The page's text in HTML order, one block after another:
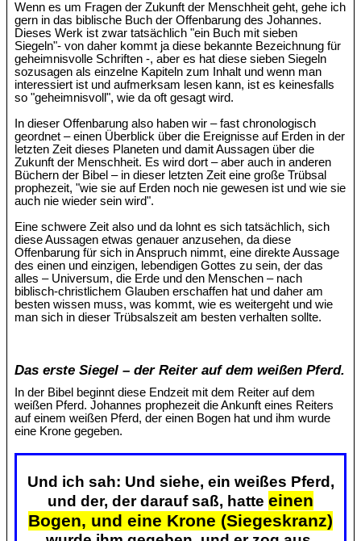
Wenn es um Fragen der Zukunft der Menschheit geht, gehe ich
gern in das biblische Buch der Offenbarung des Johannes.
Dieses Werk ist zwar tatsächlich "ein Buch mit sieben
Siegeln"- von daher kommt ja diese bekannte Bezeichnung für
geheimnisvolle Schriften -, aber es hat diese sieben Siegeln
sozusagen als einzelne Kapiteln zum Inhalt und wenn man
interessiert ist und aufmerksam lesen kann, ist es keinesfalls
so "geheimnisvoll", wie da oft gesagt wird.
In dieser Offenbarung also haben wir – fast chronologisch
geordnet – einen Überblick über die Ereignisse auf Erden in der
letzten Zeit dieses Planeten und damit Aussagen über die
Zukunft der Menschheit. Es wird dort – aber auch in anderen
Büchern der Bibel – in dieser letzten Zeit eine große Trübsal
prophezeit, "wie sie auf Erden noch nie gewesen ist und wie sie
auch nie wieder sein wird".
Eine schwere Zeit also und da lohnt es sich tatsächlich, sich
diese Aussagen etwas genauer anzusehen, da diese
Offenbarung für sich in Anspruch nimmt, eine direkte Aussage
des einen und einzigen, lebendigen Gottes zu sein, der das
alles – Universum, die Erde und den Menschen – nach
biblisch-christlichem Glauben erschaffen hat und daher am
besten wissen muss, was kommt, wie es weitergeht und wie
man sich in dieser Trübsalszeit am besten verhalten sollte.
Das erste Siegel – der Reiter auf dem weißen Pferd.
In der Bibel beginnt diese Endzeit mit dem Reiter auf dem
weißen Pferd. Johannes prophezeit die Ankunft eines Reiters
auf einem weißen Pferd, der einen Bogen hat und ihm wurde
eine Krone gegeben.
Und ich sah: Und siehe, ein weißes Pferd,
und der, der darauf saß, hatte einen
Bogen, und eine Krone (Siegeskranz)